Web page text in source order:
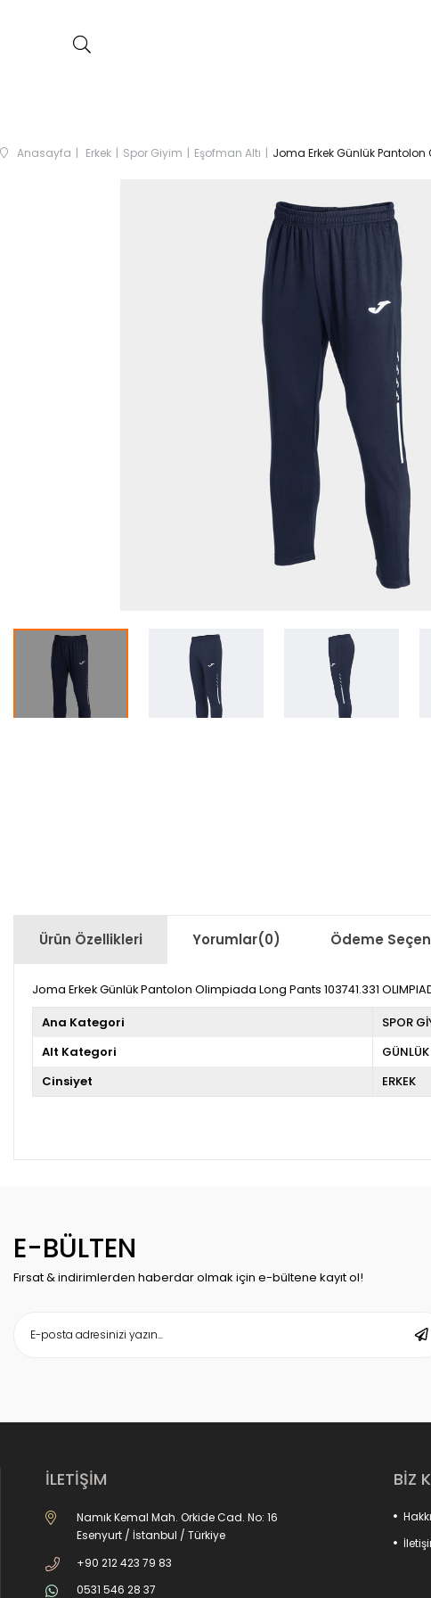
Anasayfa Erkek Spor Giyim Eşofman Altı Joma Erkek Günlük Pantolon
Ürün Özellikleri Yorumlar(0) Ödeme
Joma Erkek Günlük Pantolon Olimpiada Long Pants 103741.331
Ana Kategori
SPOR
Alt Kategori
GÜNLÜK
Cinsiyet
ERKEK
E-BÜLTEN
Fırsat & indirimlerden haberdar olmak için e-bültene kayıt ol!
İLETİŞİM
Namık Kemal Mah. Orkide Cad. No: 16
Esenyurt / İstanbul / Türkiye
+90 212 423 79 83
0531 546 28 37
BİZ